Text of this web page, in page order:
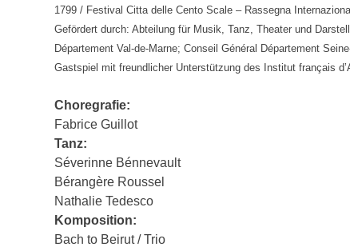
1799 / Festival Citta delle Cento Scale – Rassegna
Gefördert durch: Abteilung für Musik, Tanz, Theater und
Département Val-de-Marne; Conseil Général Département
Gastspiel mit freundlicher Unterstützung des Institut français
Choregrafie:
Fabrice Guillot
Tanz:
Séverinne Bénnevault
Bérangère Roussel
Nathalie Tedesco
Komposition:
Bach to Beirut / Trio